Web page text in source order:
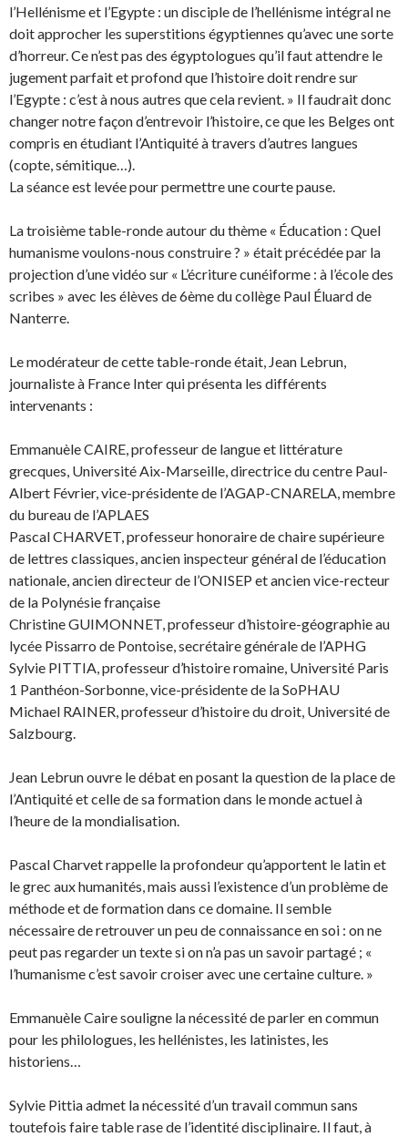
l’Hellénisme et l’Egypte : un disciple de l’hellénisme intégral ne
doit approcher les superstitions égyptiennes qu’avec une sorte
d’horreur. Ce n’est pas des égyptologues qu’il faut attendre le
jugement parfait et profond que l’histoire doit rendre sur
l’Egypte : c’est à nous autres que cela revient. » Il faudrait donc
changer notre façon d’entrevoir l’histoire, ce que les Belges ont
compris en étudiant l’Antiquité à travers d’autres langues
(copte, sémitique…).
La séance est levée pour permettre une courte pause.
La troisième table-ronde autour du thème « Éducation : Quel
humanisme voulons-nous construire ? » était précédée par la
projection d’une vidéo sur « L’écriture cunéiforme : à l’école des
scribes » avec les élèves de 6ème du collège Paul Éluard de
Nanterre.
Le modérateur de cette table-ronde était, Jean Lebrun,
journaliste à France Inter qui présenta les différents
intervenants :
Emmanuèle CAIRE, professeur de langue et littérature
grecques, Université Aix-Marseille, directrice du centre Paul-
Albert Février, vice-présidente de l’AGAP-CNARELA, membre
du bureau de l’APLAES
Pascal CHARVET, professeur honoraire de chaire supérieure
de lettres classiques, ancien inspecteur général de l’éducation
nationale, ancien directeur de l’ONISEP et ancien vice-recteur
de la Polynésie française
Christine GUIMONNET, professeur d’histoire-géographie au
lycée Pissarro de Pontoise, secrétaire générale de l’APHG
Sylvie PITTIA, professeur d’histoire romaine, Université Paris
1 Panthéon-Sorbonne, vice-présidente de la SoPHAU
Michael RAINER, professeur d’histoire du droit, Université de
Salzbourg.
Jean Lebrun ouvre le débat en posant la question de la place de
l’Antiquité et celle de sa formation dans le monde actuel à
l’heure de la mondialisation.
Pascal Charvet rappelle la profondeur qu’apportent le latin et
le grec aux humanités, mais aussi l’existence d’un problème de
méthode et de formation dans ce domaine. Il semble
nécessaire de retrouver un peu de connaissance en soi : on ne
peut pas regarder un texte si on n’a pas un savoir partagé ; «
l’humanisme c’est savoir croiser avec une certaine culture. »
Emmanuèle Caire souligne la nécessité de parler en commun
pour les philologues, les hellénistes, les latinistes, les
historiens…
Sylvie Pittia admet la nécessité d’un travail commun sans
toutefois faire table rase de l’identité disciplinaire. Il faut, à